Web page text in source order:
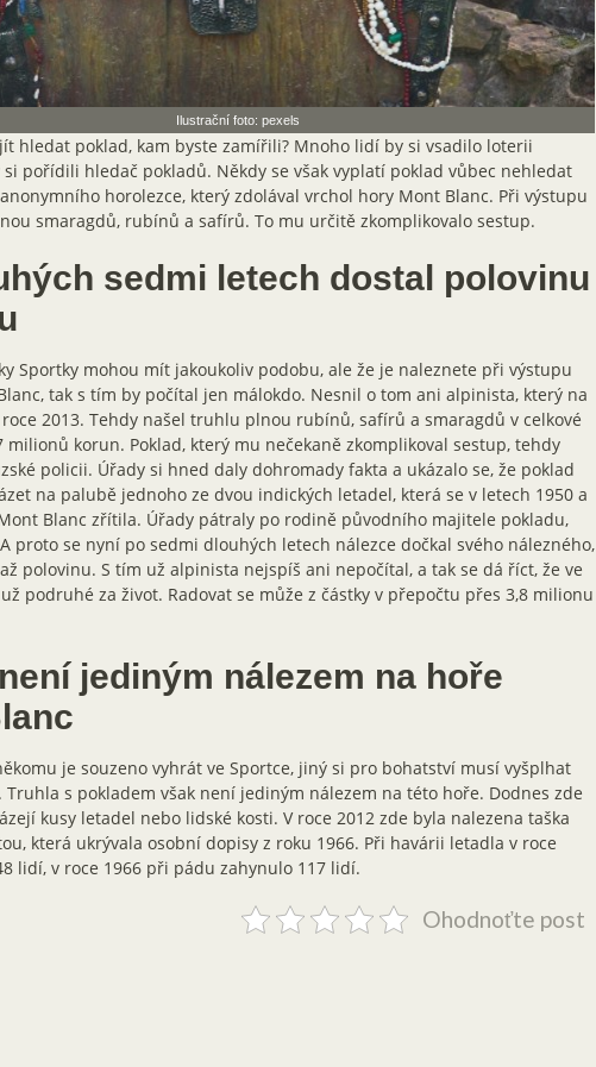
Ilustrační foto: pexels
hledat poklad, kam byste zamířili? Mnoho lidí by si vsadilo loterii
pořídili hledač pokladů. Někdy se však vyplatí poklad vůbec nehledat
horolezce, který zdolával vrchol hory Mont Blanc. Při výstupu
smaragdů, rubínů a safírů. To mu určitě zkomplikovalo sestup.
sedmi letech dostal polovinu
Sportky mohou mít jakoukoliv podobu, ale že je naleznete při výstupu
tak s tím by počítal jen málokdo. Nesnil o tom ani alpinista, který na
2013. Tehdy našel truhlu plnou rubínů, safírů a smaragdů v celkové
milionů korun. Poklad, který mu nečekaně zkomplikoval sestup, tehdy
policii. Úřady si hned daly dohromady fakta a ukázalo se, že poklad
na palubě jednoho ze dvou indických letadel, která se v letech 1950 a
Blanc zřítila. Úřady pátraly po rodině původního majitele pokladu,
proto se nyní po sedmi dlouhých letech nálezce dočkal svého nálezného,
polovinu. S tím už alpinista nejspíš ani nepočítal, a tak se dá říct, že ve
podruhé za život. Radovat se může z částky v přepočtu přes 3,8 milionu
jediným nálezem na hoře
je souzeno vyhrát ve Sportce, jiný si pro bohatství musí vyšplhat
Truhla s pokladem však není jediným nálezem na této hoře. Dodnes zde
kusy letadel nebo lidské kosti. V roce 2012 zde byla nalezena taška
která ukrývala osobní dopisy z roku 1966. Při havárii letadla v roce
lidí, v roce 1966 při pádu zahynulo 117 lidí.
Ohodnoťte post